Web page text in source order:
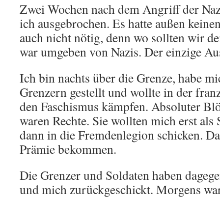
Zwei Wochen nach dem Angriff der
ich ausgebrochen. Es hatte außen
auch nicht nötig, denn wo sollten wir
war umgeben von Nazis. Der einzige
Ich bin nachts über die Grenze, habe
Grenzern gestellt und wollte in der
den Faschismus kämpfen. Absoluter
waren Rechte. Sie wollten mich erst als
dann in die Fremdenlegion schicken.
Prämie bekommen.
Die Grenzer und Soldaten haben
und mich zurückgeschickt. Morgens